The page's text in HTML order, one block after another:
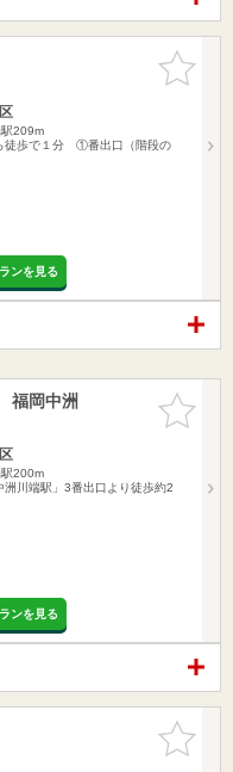
お気に入
りに追加
209m
徒歩で１分 ①番出口（階段の
ンを見る
お気に入
りに追加
岡中洲
200m
川端駅」3番出口より徒歩約2
ンを見る
お気に入
りに追加